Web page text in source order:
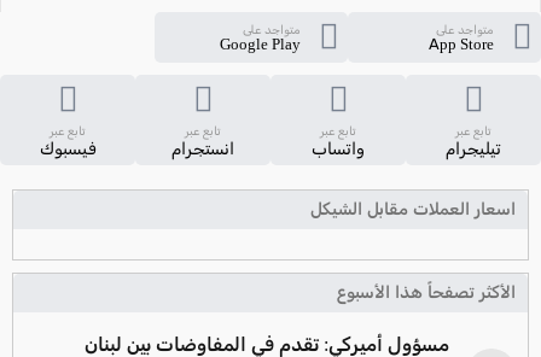
متواجد على
App Store
متواجد على
Google Play
تابع عبر
تيليجرام
تابع عبر
واتساب
تابع عبر
انستجرام
تابع عبر
فيسبوك
اسعار العملات مقابل الشيكل
الأكثر تصفحاً هذا الأسبوع
مسؤول أميركي: تقدم في المفاوضات بين لبنان